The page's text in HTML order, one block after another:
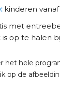
kinderen vanaf
met
op te halen
het hele
op de